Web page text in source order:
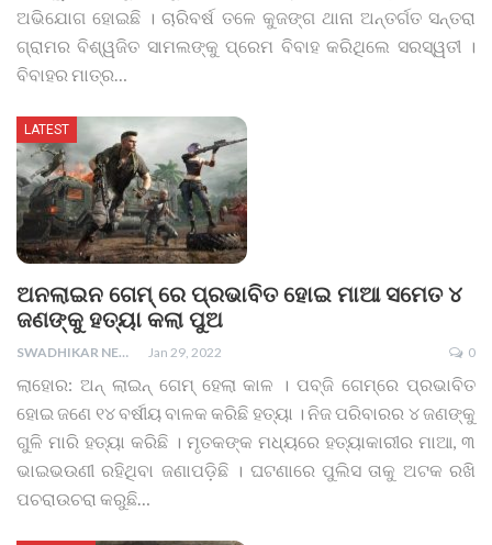
ଅଭିଯୋଗ ହୋଇଛି । ଚାରିବର୍ଷ ତଳେ କୁଜଙ୍ଗ ଥାନା ଅନ୍ତର୍ଗତ ସନ୍ତରା
ଗ୍ରାମର ବିଶ୍ୱଜିତ ସାମଲଙ୍କୁ ପ୍ରେମ ବିବାହ କରିଥିଲେ ସରସ୍ୱତୀ ।
ବିବାହର ମାତ୍ର
LATEST
ଅନଲାଇନ ଗେମ୍ ରେ ପ୍ରଭାବିତ ହୋଇ ମାଆ ସମେତ ୪
ଜଣଙ୍କୁ ହତ୍ୟା କଲା ପୁଅ
SWADHIKAR NEWS Jan 29, 2022 0
ଲାହୋର: ଅନ୍ ଲାଇନ୍ ଗେମ୍ ହେଲା କାଳ । ପବ୍ଜି ଗେମ୍ରେ ପ୍ରଭାବିତ
ହୋଇ ଜଣେ ୧୪ ବର୍ଷୀୟ ବାଳକ କରିଛି ହତ୍ୟା । ନିଜ ପରିବାରର ୪ ଜଣଙ୍କୁ
ଗୁଳି ମାରି ହତ୍ୟା କରିଛି । ମୃତକଙ୍କ ମଧ୍ୟରେ ହତ୍ୟାକାରୀର ମାଆ, ୩
ଭାଇଭଉଣୀ ରହିଥିବା ଜଣାପଡ଼ିଛି । ଘଟଣାରେ ପୁଲିସ ତାକୁ ଅଟକ ରଖି
ପଚରାଉଚରା କରୁଛି…